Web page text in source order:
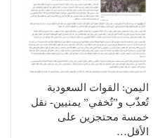
الیمن: القوات السعودیة
تُعذّب و”تُخفي” یمنیین- نقل
خمسة محتجزین على
الأقل…